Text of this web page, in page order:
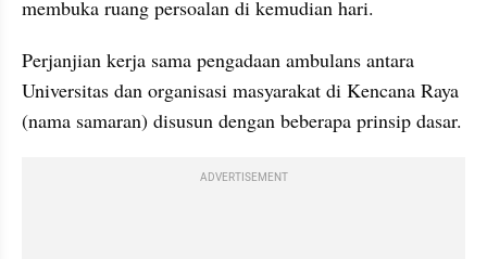
membuka ruang persoalan di kemudian hari.
Perjanjian kerja sama pengadaan ambulans antara
Universitas dan organisasi masyarakat di Kencana Raya
(nama samaran) disusun dengan beberapa prinsip dasar.
ADVERTISEMENT